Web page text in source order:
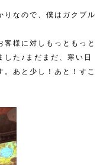
りなので、僕はガクブル
様に対しもっともっと
た♪まだまだ、寒い日
あと少し！あと！すこ